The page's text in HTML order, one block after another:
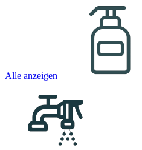
Alle anzeigen